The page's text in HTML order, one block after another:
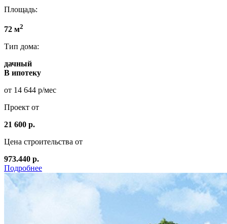
Площадь:
72 м2
Тип дома:
дачный
В ипотеку
от 14 644 р/мес
Проект от
21 600 р.
Цена строительства от
973.440 р.
Подробнее